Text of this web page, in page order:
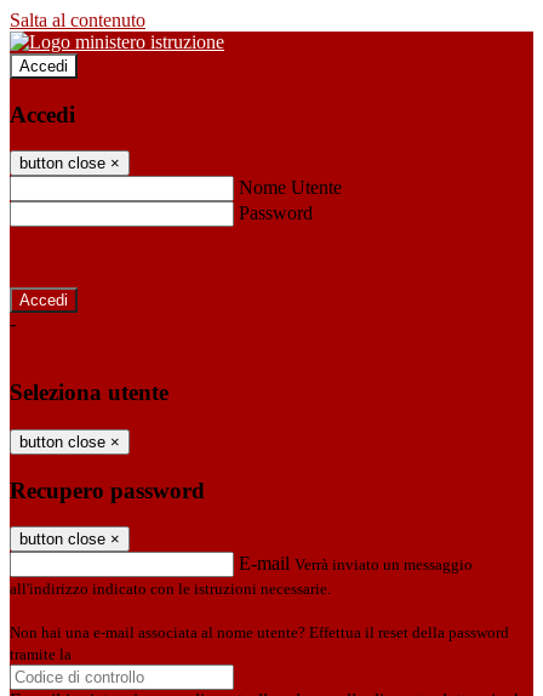
Salta al contenuto
Accedi
Accedi
button close ×
Nome Utente
Password
-
Seleziona utente
button close ×
Recupero password
button close ×
E-mail Verrà inviato un messaggio
all'indirizzo indicato con le istruzioni necessarie.
Non hai una e-mail associata al nome utente? Effettua il reset della password
tramite la